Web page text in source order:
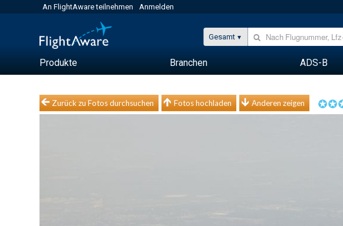
An FlightAware teilnehmen Anmelden
Gesamt
Produkte Branchen ADS-B
Zurück zu Fotos durchsuchen Fotos hochladen Anderen zeigen